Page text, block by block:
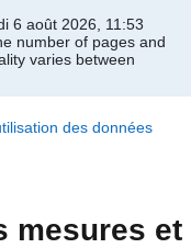
6 août 2026, 11:53
number of pages and
varies between
des données
mesures et